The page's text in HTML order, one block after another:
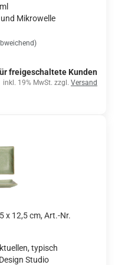
Mikrowelle
freigeschaltete Kunden
inkl. 19% MwSt. zzgl. Versand
x 12,5 cm, Art.-Nr.
typisch
Studio